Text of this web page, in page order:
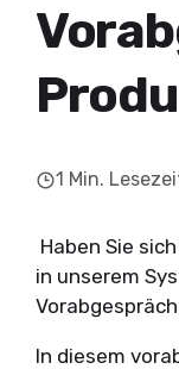
1 Min.
Haben Sie
in unserem
In diesem